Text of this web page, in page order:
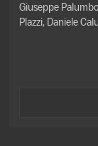
Giuseppe
Plazzi, Daniele